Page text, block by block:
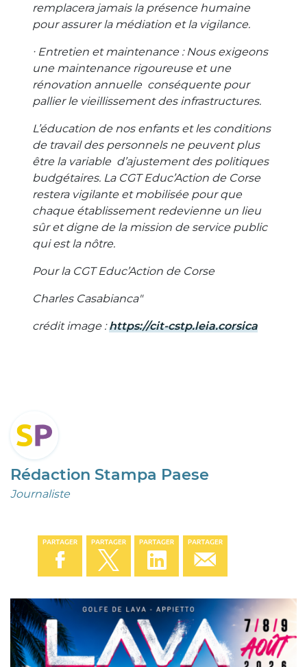
remplacera jamais la présence humaine
pour assurer la médiation et la vigilance.
∙ Entretien et maintenance : Nous exigeons
une maintenance rigoureuse et une
rénovation annuelle conséquente pour
pallier le vieillissement des infrastructures.
L’éducation de nos enfants et les conditions
de travail des personnels ne peuvent plus
être la variable d’ajustement des politiques
budgétaires. La CGT Educ’Action de Corse
restera vigilante et mobilisée pour que
chaque établissement redevienne un lieu
sûr et digne de la mission de service public
qui est la nôtre.
Pour la CGT Educ’Action de Corse
Charles Casabianca"
crédit image :https://cit-cstp.leia.corsica
Rédaction Stampa Paese
Journaliste